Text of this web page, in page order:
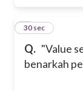
Q. "Value
benarkah
2
30 sec